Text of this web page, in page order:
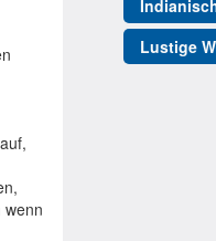
wenn
Lustige